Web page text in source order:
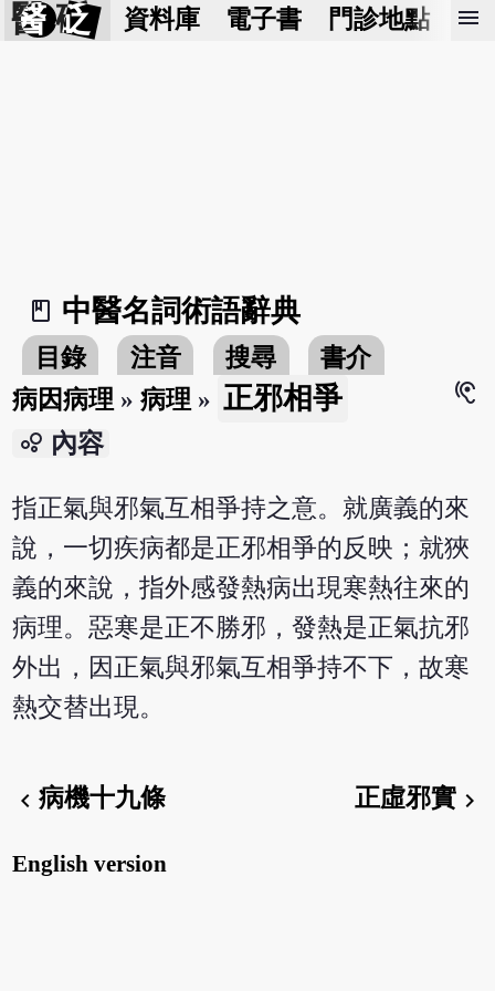
醫 砭 資料庫 電子書 門診地點 預
menu
book_2
中醫名詞術語辭典
目錄 注音 搜尋
書介
病因病理 »病理 » 正邪相爭
hearing
bubble_chart 內容
指正氣與邪氣互相爭持之意。就廣義的來
說，一切疾病都是正邪相爭的反映；就狹
義的來說，指外感發熱病出現寒熱往來的
病理。惡寒是正不勝邪，發熱是正氣抗邪
外出，因正氣與邪氣互相爭持不下，故寒
熱交替出現。
chevron_left病機十九條 正虛邪實chevron_right
English version